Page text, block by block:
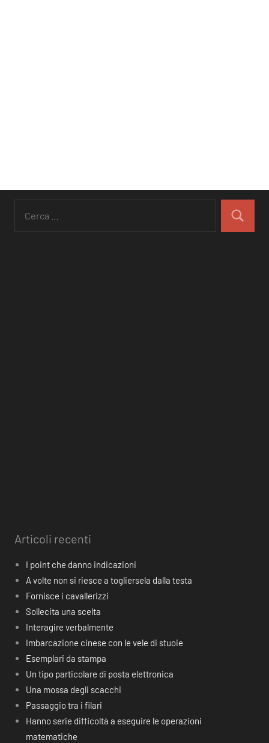
Articoli recenti
I point che danno indicazioni
A volte non si riesce a togliersela dalla testa
Fornisce i cavallerizzi
Sollecita una scelta
Interagire verbalmente
Imbarcazione cinese con le vele di stuoie
Esemplari da stampa
Un tipo particolare di posta elettronica
Una mossa degli scacchi
Passaggio tra i filari
Hanno serie difficoltà a eseguire le operazioni
matematiche